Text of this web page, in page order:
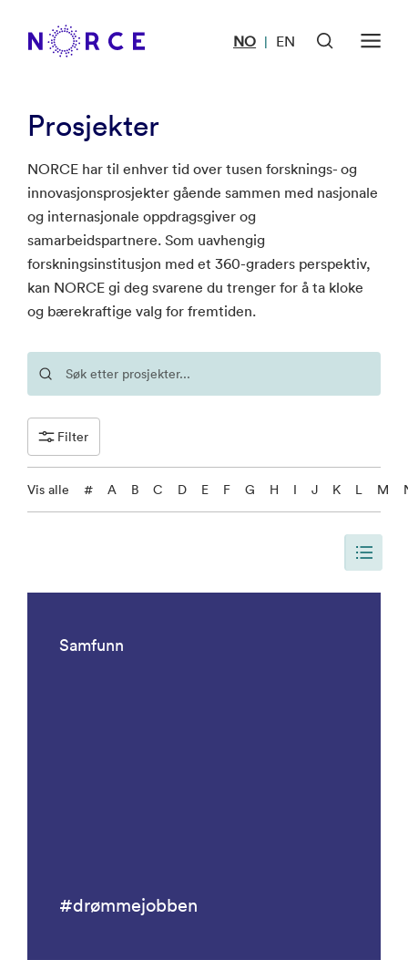
NO | EN
Prosjekter
NORCE har til enhver tid over tusen forsknings- og
innovasjonsprosjekter gående sammen med nasjonale
og internasjonale oppdragsgiver og
samarbeidspartnere. Som uavhengig
forskningsinstitusjon med et 360-graders perspektiv,
kan NORCE gi deg svarene du trenger for å ta kloke
og bærekraftige valg for fremtiden.
Filter
Vis alle # A B C D E F G H I J K L M
Samfunn
#drømmejobben